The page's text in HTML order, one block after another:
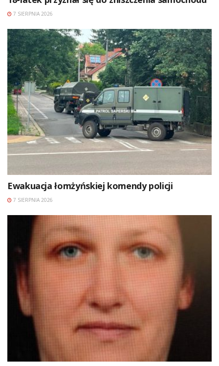
7 SIERPNIA 2026
Ewakuacja łomżyńskiej komendy policji
7 SIERPNIA 2026